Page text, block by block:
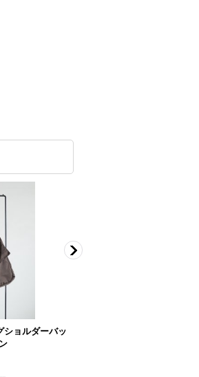
ショルダーバッ